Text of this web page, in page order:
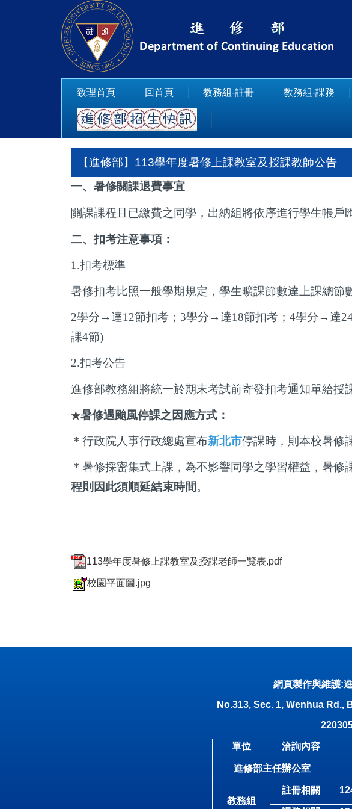
致理首頁 回首頁 教務組-註冊 教務組-課務
【進修部】113學年度暑修上課教室及授課教師公告
一、暑修關課退費事宜
關課課程且已繳費之同學，出納組將依序進行學生帳戶
二、扣考注意事項：
1.扣考標準
暑修扣考比照一般學期規定，學生曠課節數達上課總節
2學分→達12節扣考； 3學分→達18節扣考； 4學分→達
課4節)
2.扣考公告
進修部教務組將統一於期末考試前寄發扣考通知單給授
★暑修遇颱風停課之因應方式：
＊行政院人事行政總處宣布新北市停課時，則本校暑修
＊暑修採密集式上課，為不影響同學之學習權益，暑修
程則因此須順延結束時間。
113學年度暑修上課教室及授課老師一覽表.pdf
校園平面圖.jpg
網頁製作與維護:
No.313, Sec. 1, Wenhua Rd.,
單位 洽詢內容
進修部主任辦公室
教務組
註冊相關